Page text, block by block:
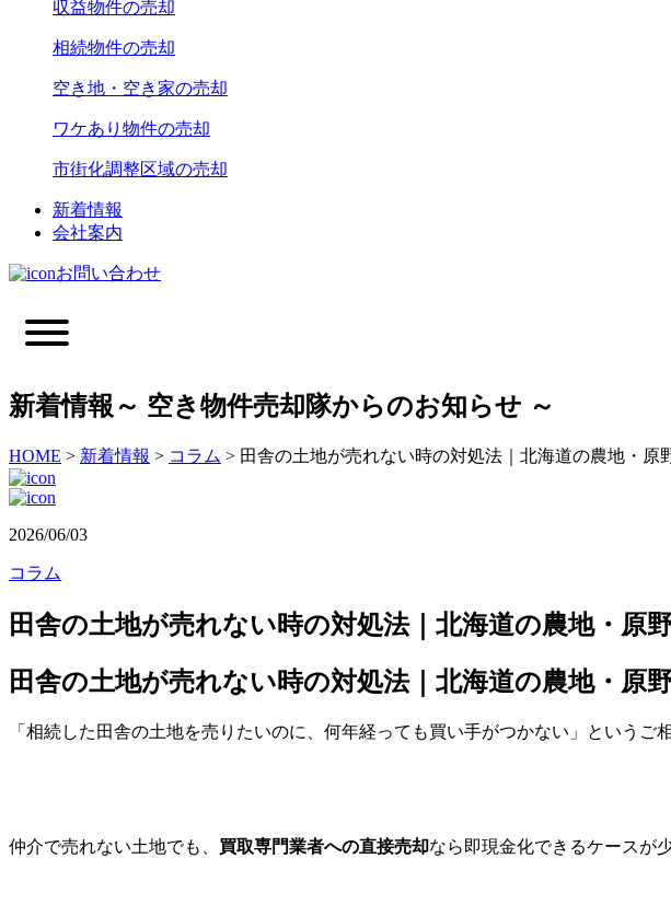
収益物件の売却
相続物件の売却
空き地・空き家の売却
ワケあり物件の売却
市街化調整区域の売却
新着情報
会社案内
お問い合わせ
新着情報 ～ 空き物件売却隊からのお知らせ ～
HOME > 新着情報 > コラム > 田舎の土地が売れない時の対処法｜北海道の農地・原
2026/06/03
コラム
田舎の土地が売れない時の対処法｜北海道の農地・原
田舎の土地が売れない時の対処法｜北海道の農地・原
「相続した田舎の土地を売りたいのに、何年経っても買い手がつかない」というご
仲介で売れない土地でも、 買取専門業者への直接売却なら即現金化できるケースが